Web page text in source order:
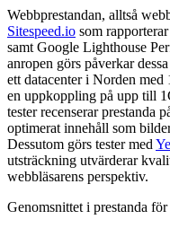
Webbprestandan, alltså
Sitespeed.io som
samt Google Lighthouse
anropen görs påverkar
ett datacenter i Norden
en uppkoppling på upp till
tester recenserar prestanda
optimerat innehåll som
Dessutom görs tester med
utsträckning utvärderar
webbläsarens perspektiv.
Genomsnittet i prestanda